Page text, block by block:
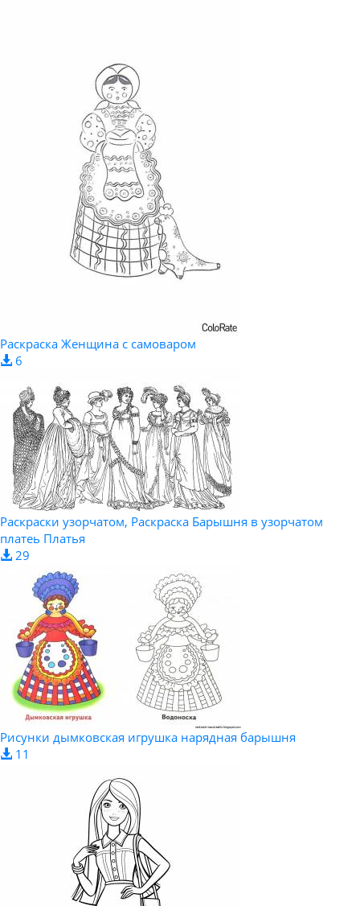
Раскраска Женщина с самоваром
6
Раскраски узорчатом, Раскраска Барышня в узорчатом
платеь Платья
29
Рисунки дымковская игрушка нарядная барышня
11